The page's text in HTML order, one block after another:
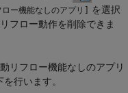
ロー機能なしのアプリ]
を選択
フロー動作を削除できま
リフロー機能なしのアプリ
行います。